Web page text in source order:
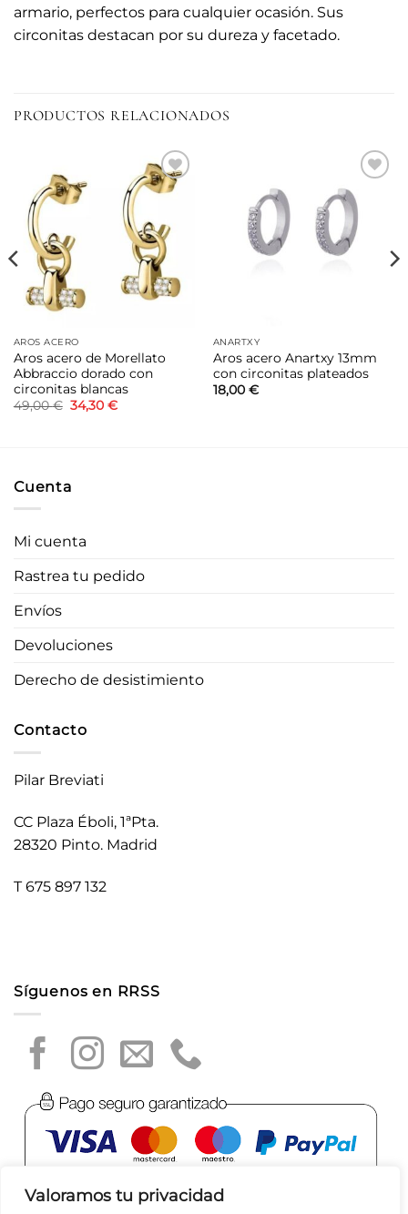
Valoramos tu privacidad
armario, perfectos para cualquier ocasión. Sus
circonitas destacan por su dureza y facetado.
PRODUCTOS RELACIONADOS
Añadir
deseos
AROS ACERO
Aros acero de Morellato
Abbraccio dorado con
circonitas blancas
49,00€ El
precio
34,30 €El
Añadir
a la
lista de
deseos
ANARTXY
Aros acero Anartxy 13mm
con circonitas plateados
18,00 €
Cuenta
Mi cuenta
Rastrea tu pedido
Envíos
Devoluciones
Derecho de desistimiento
Contacto
Pilar Breviati
CC Plaza Éboli, 1ªPta.
28320 Pinto. Madrid
T 675 897 132
Síguenos en RRSS